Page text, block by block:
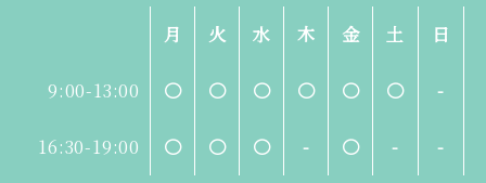
月 火 水 木 金 土 日
9:00-13:00 〇 〇 〇 〇 〇 〇 -
16:30-19:00 〇 〇 〇 - 〇 - -